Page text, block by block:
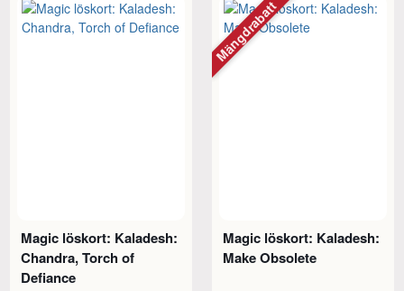
Magic löskort: Kaladesh:
Chandra, Torch of
Defiance
Magic löskort: Kaladesh:
Make Obsolete
Mängdrabatt